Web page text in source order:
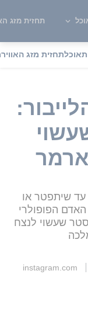
תחזית מזג
אוכלתחזית מזג האוויר
עד שיתפטר או
הפופולרי
שעשוי לנצח
instagram.com